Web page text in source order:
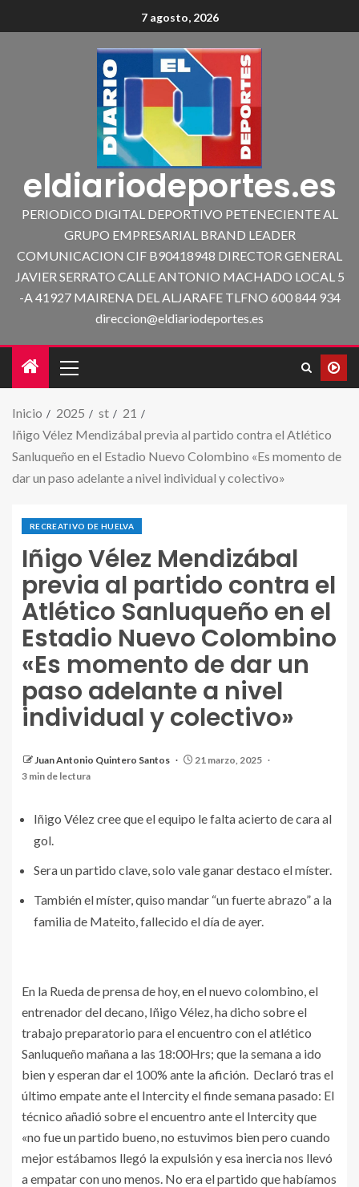
7 agosto, 2026
eldiariodeportes.es
PERIODICO DIGITAL DEPORTIVO PETENECIENTE AL
GRUPO EMPRESARIAL BRAND LEADER
COMUNICACION CIF B90418948 DIRECTOR GENERAL
JAVIER SERRATO CALLE ANTONIO MACHADO LOCAL 5
-A 41927 MAIRENA DEL ALJARAFE TLFNO 600 844 934
direccion@eldiariodeportes.es
Inicio 2025 st
21
Iñigo Vélez Mendizábal previa al partido contra el Atlético
Sanluqueño en el Estadio Nuevo Colombino «Es momento de
dar un paso adelante a nivel individual y colectivo»
RECREATIVO DE HUELVA
Iñigo Vélez Mendizábal
previa al partido contra el
Atlético Sanluqueño en el
Estadio Nuevo Colombino
«Es momento de dar un
paso adelante a nivel
individual y colectivo»
Juan Antonio Quintero Santos
21 marzo, 2025
3 min de lectura
Colombino
Iñigo Vélez cree que el equipo le falta acierto de cara al
gol.
Sera un partido clave, solo vale ganar destaco el míster.
También el míster, quiso mandar “un fuerte abrazo” a la
familia de Mateito, fallecido el día de ayer.
En la Rueda de prensa de hoy, en el nuevo colombino, el
entrenador del decano, Iñigo Vélez, ha dicho sobre el
trabajo preparatorio para el encuentro con el atlético
Sanluqueño mañana a las 18:00Hrs; que la semana a ido
bien y esperan dar el 100% ante la afición. Declaró tras el
último empate ante el Intercity el finde semana pasado: El
técnico añadió sobre el encuentro ante el Intercity que
«no fue un partido bueno, no estuvimos bien pero cuando
mejor estábamos llegó la expulsión y esa inercia nos llevó
a empatar con uno menos. No era el partido que habíamos